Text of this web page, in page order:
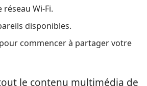
Wi-Fi.
disponibles.
commencer à partager votre
le contenu multimédia de